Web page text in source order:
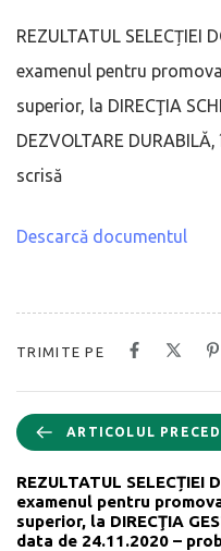
REZULTATUL SELECȚIEI
examenul pentru
superior, la DIRECŢIA
DEZVOLTARE
scrisă
Descarcă documentul
TRIMITE PE
ARTICOLUL
REZULTATUL SELECȚIEI
examenul pentru
superior, la DIRECŢIA
data de 24.11.2020 –